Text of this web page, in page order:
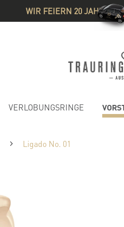
WIR FEIERN 20 JAHRE&
VERLOBUNGSRINGE
Ligado No. 01